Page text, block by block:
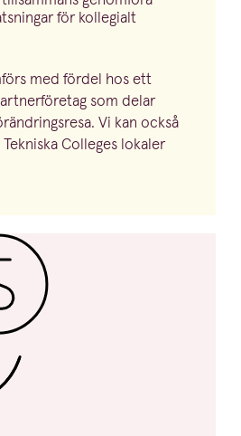
för kollegialt
med fördel hos ett
som delar
Vi kan också
Colleges lokaler